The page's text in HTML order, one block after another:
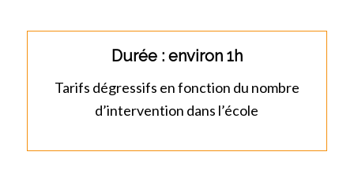
Durée : environ 1h
Tarifs dégressifs en fonction du nombre
d’intervention dans l’école